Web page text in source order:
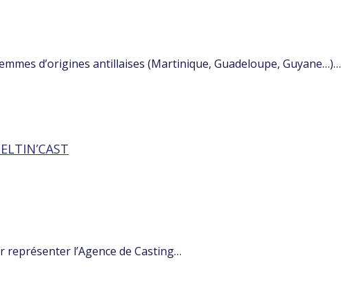
d’origines antillaises (Martinique, Guadeloupe, Guyane…)…
l’Agence de Casting…